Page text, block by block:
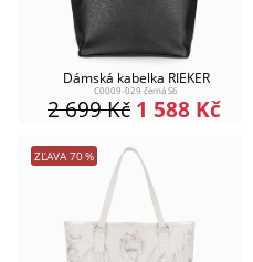
Dámská kabelka RIEKER
C0009-029 černá S6
1 588 Kč
2 699Kč
ZĽAVA 70%